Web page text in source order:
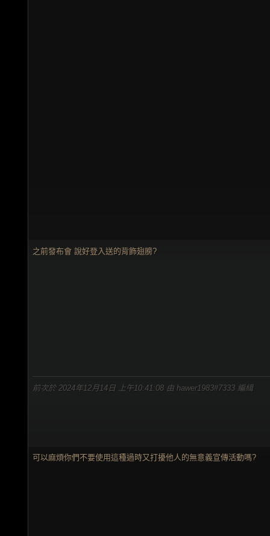
之前發布會 說好登入送的背飾翅膀?
前次於 2024年12月14日 上午10:41:08 由 hawer1983#7333 編緝
可以麻煩你們不要使用這種過時又打擾他人的無意義宣傳活動嗎?